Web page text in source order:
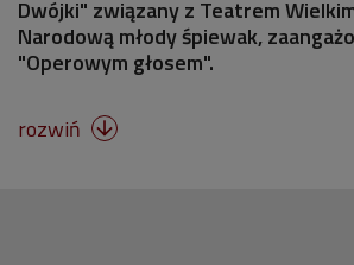
Dwójki" związany z Teatrem
Narodową młody śpiewak,
"Operowym głosem".
rozwiń 